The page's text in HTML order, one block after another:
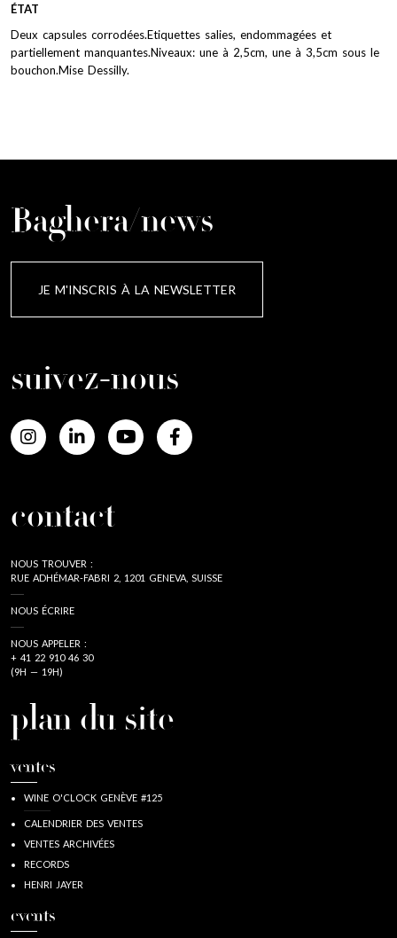
ÉTAT
Deux capsules corrodées.Etiquettes salies, endommagées et
partiellement manquantes.Niveaux: une à 2,5cm, une à 3,5cm sous le
bouchon.Mise Dessilly.
Baghera/news
JE M'INSCRIS À LA NEWSLETTER
suivez-nous
contact
NOUS TROUVER :
RUE ADHÉMAR-FABRI 2, 1201 GENEVA, SUISSE
NOUS ÉCRIRE
NOUS APPELER :
+ 41 22 910 46 30
(9H — 19H)
plan du site
ventes
WINE O'CLOCK GENÈVE #125
CALENDRIER DES VENTES
VENTES ARCHIVÉES
RECORDS
HENRI JAYER
events